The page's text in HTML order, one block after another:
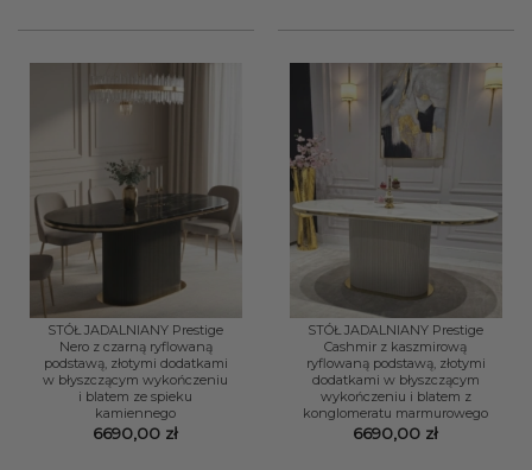
STÓŁ JADALNIANY Prestige
Nero z czarną ryflowaną
podstawą, złotymi dodatkami
w błyszczącym wykończeniu
i blatem ze spieku
kamiennego
6690,00 zł
STÓŁ JADALNIANY Prestige
Cashmir z kaszmirową
ryflowaną podstawą, złotymi
dodatkami w błyszczącym
wykończeniu i blatem z
konglomeratu marmurowego
6690,00 zł